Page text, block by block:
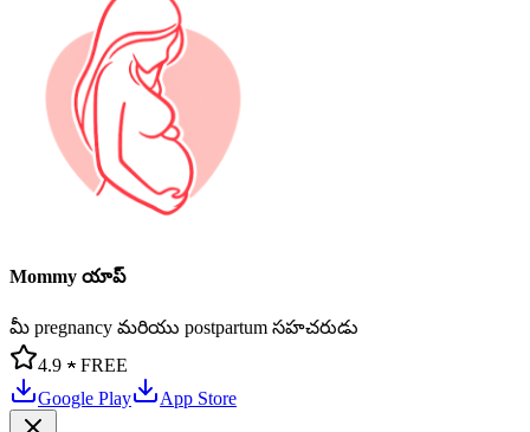
Mommy యాప్
మీ pregnancy మరియు postpartum సహచరుడు
4.9 ★ FREE
Google Play
App Store